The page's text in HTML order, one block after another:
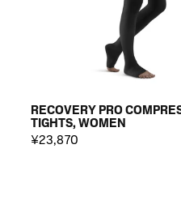
RECOVERY PRO
TIGHTS, WOMEN
¥23,870